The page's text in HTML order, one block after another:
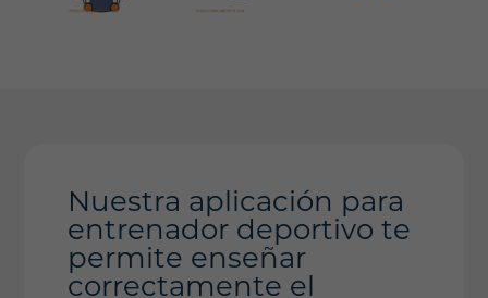
Nuestra aplicación para
entrenador deportivo te
permite enseñar
correctamente el